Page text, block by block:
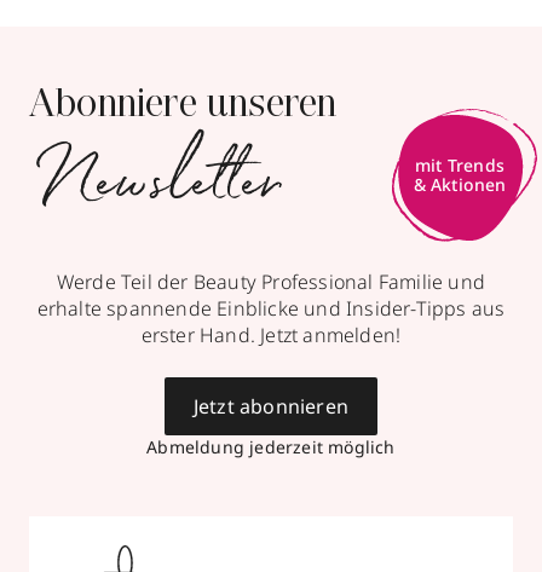
Abonniere unseren
Newsletter
Werde Teil der Beauty Professional Familie und
erhalte spannende Einblicke und Insider-Tipps aus
erster Hand. Jetzt anmelden!
Abmeldung jederzeit möglich
Jetzt abonnieren